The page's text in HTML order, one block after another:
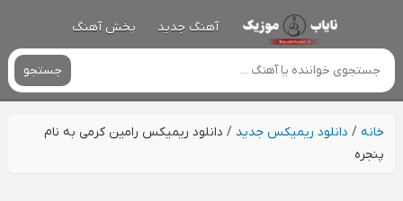
آهنگ جدید پخش آهنگ
جستجو
خانه/ دانلود ریمیکس جدید / دانلود ریمیکس رامین کرمی به نام
پنجره